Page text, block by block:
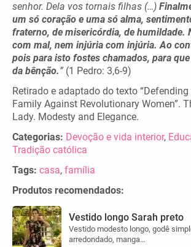
senhor. Dela vos tornais filhas (…)
um só coração e uma só alma,
fraterno, de misericórdia, de humildade.
com mal, nem injúria com injúria. Ao
pois para isto fostes chamados, para
da bênção.” (1 Pedro: 3,6-9)
Retirado e adaptado do texto
Family Against Revolutionary Women”.
Lady. Modesty and Elegance.
Categorias: Devoção e vida interior,
Tradição católica
Tags: casa, família
Produtos recomendados:
Vestido longo Sarah preto
Vestido modesto longo, godê
arredondado, manga…